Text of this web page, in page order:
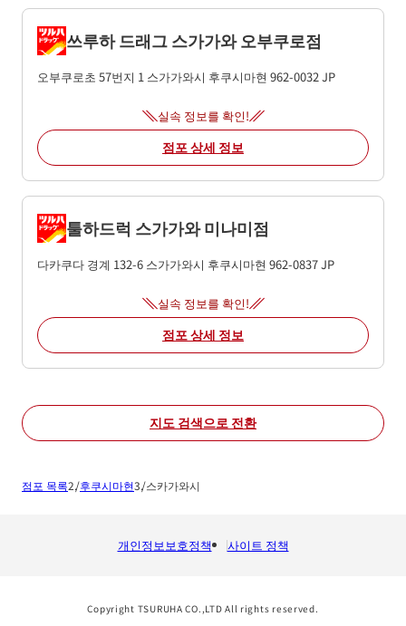
쓰루하 드래그 스가가와 오부쿠로점
오부쿠로초 57번지 1 스가가와시 후쿠시마현 962-0032 JP
실속 정보를 확인!
점포 상세 정보
툴하드럭 스가가와 미나미점
다카쿠다 경계 132-6 스가가와시 후쿠시마현 962-0837JP
실속 정보를 확인!
점포 상세 정보
지도 검색으로 전환
점포 목록 후쿠시마현 스카가와시
개인정보보호정책 사이트 정책
Copyright TSURUHA CO.,LTD All rights reserved.